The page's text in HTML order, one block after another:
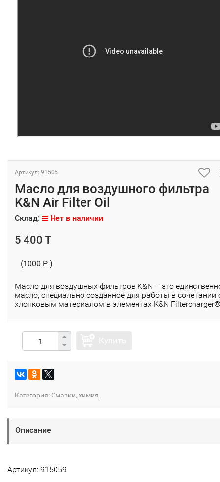
Артикул: 91505
Масло для воздушного фильтра
K&N Air Filter Oil
Склад: Нет в наличии
5 400 T
(1000 P )
Масло для воздушных фильтров K&N – это
масло, специально созданное для работы в сочетании
хлопковым материалом в элементах K&N Filtercharger®
Категория: Смазки, химия
Описание
Артикул: 915059